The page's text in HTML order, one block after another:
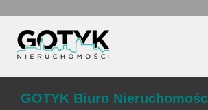
GOTYK Biuro